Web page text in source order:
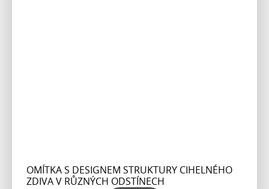
OMÍTKA S DESIGNEM STRUKTURY CIHELNÉHO
ZDIVA V RŮZNÝCH ODSTÍNECH